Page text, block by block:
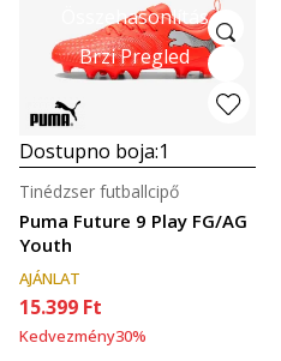
Összehasonlítás
Brzi Pregled
Dostupno boja:1
Puma Future 9 Play FG/AG
Youth
Tinédzser futballcipő
AJÁNLAT
15.399 Ft
Kedvezmény30%